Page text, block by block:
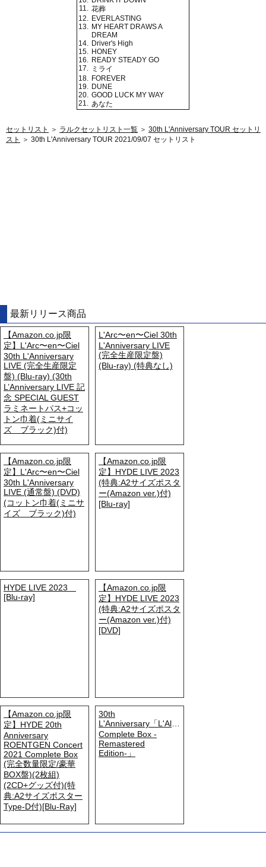
11. 花葬
12. EVERLASTING
13. MY HEART DRAWS A
DREAM
14. Driver's High
15. HONEY
16. READY STEADY GO
17. ミライ
18. FOREVER
19. DUNE
20. GOOD LUCK MY WAY
21. あなた
セットリスト ＞ ラルクセットリスト一覧 ＞ 30th L'Anniversary TOUR セットリ
スト
＞ 30th L'Anniversary TOUR 2021/09/07 セットリスト
最新リリース商品
【Amazon.co.jp限
定】L'Arc〜en〜Ciel
30th L'Anniversary
LIVE (完全生産限定
盤) (Blu-ray) (30th
L’Anniversary LIVE 記
念 SPECIAL GUEST
ラミネートパス+コッ
トン巾着(ミニサイ
ズ ブラック)付)
L'Arc〜en〜Ciel 30th
L'Anniversary LIVE
(完全生産限定盤)
(Blu-ray) (特典なし)
【Amazon.co.jp限
定】L'Arc〜en〜Ciel
30th L'Anniversary
LIVE (通常盤) (DVD)
(コットン巾着(ミニサ
イズ ブラック)付)
【Amazon.co.jp限
定】HYDE LIVE 2023
(特典:A2サイズポスタ
ー(Amazon ver.)付)
[Blu-ray]
HYDE LIVE 2023
[Blu-ray]
【Amazon.co.jp限
定】HYDE LIVE 2023
(特典:A2サイズポスタ
ー(Amazon ver.)付)
[DVD]
【Amazon.co.jp限
定】HYDE 20th
Anniversary
ROENTGEN Concert
2021 Complete Box
(完全数量限定/豪華
BOX盤)(2枚組)
(2CD+グッズ付)(特
典:A2サイズポスター
Type-D付)[Blu-Ray]
30th
L'Anniversary「L'Album
Complete Box -
Remastered
Edition-」